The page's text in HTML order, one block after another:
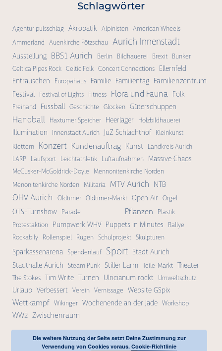
Schlagwörter
Agentur pulsschlag Akrobatik Alpinisten American Wheels
Ammerland Auenkirche Pötzschau Aurich Innenstadt
Ausstellung BBS1 Aurich Berlin Bildhauerei Brexit Bunker
Celtica Pipes Rock Celtic Folk Concert Connections Ellernfeld
Entrauschen
Europahaus Familie Familientag Familienzentrum
Festival Festival of Lights Fitness Flora und Fauna Folk
Freihand Fussball Geschichte Glocken Güterschuppen
Handball Haxtumer Speicher Heerlager Holzbildhauerei
Illumination Innenstadt Aurich JuZ Schlachthof Kleinkunst
Klettern
Konzert Kundenauftrag Kunst Landkreis Aurich
LARP Laufsport Leichtathletik Luftaufnahmen Massive Chaos
McCusker-McGoldrick-Doyle
Mennonitenkirche Norden
Menonitenkirche Norden
Militaria MTV Aurich NTB
OHV Aurich Oldtimer Oldtimer-Markt Open Air Orgel
OTS-Turnshow Parade Pflanzen
Plastik
Protestaktion
Pumpwerk WHV Puppets in Minutes
Rallye
Rockabily Rollenspiel Rügen Schulprojekt Skulpturen
Sparkassenarena Spendenlauf Sport Stadt Aurich
Stadthalle Aurich Steam Punk Stiller Lärm Teile-Markt Theater
The Stokes Tim Write Turnen Ulricianum rockt Umweltschutz
Urlaub Verbessert Verein Vernissage Website GSpix
Wettkampf Wikinger Wochenende an der Jade Workshop
WW2 Zwischenraum
Die weitere Nutzung der Seite setzt Deine Zustimmung zur
Verwendung von Cookies voraus.Cookie-Richtlinie